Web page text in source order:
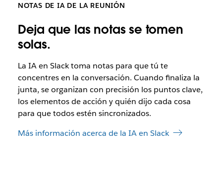
NOTAS DE IA DE LA REUNIÓN
Deja que las notas se tomen
solas.
La IA en Slack toma notas para que tú te
concentres en la conversación. Cuando finaliza la
junta, se organizan con precisión los puntos clave,
los elementos de acción y quién dijo cada cosa
para que todos estén sincronizados.
Más información acerca de la IA en Slack